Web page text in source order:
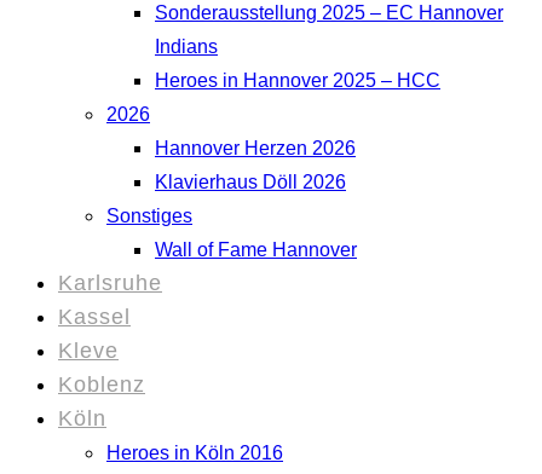
Sonderausstellung 2025 – EC Hannover
Indians
Heroes in Hannover 2025 – HCC
2026
Hannover Herzen 2026
Klavierhaus Döll 2026
Sonstiges
Wall of Fame Hannover
Karlsruhe
Kassel
Kleve
Koblenz
Köln
Heroes in Köln 2016